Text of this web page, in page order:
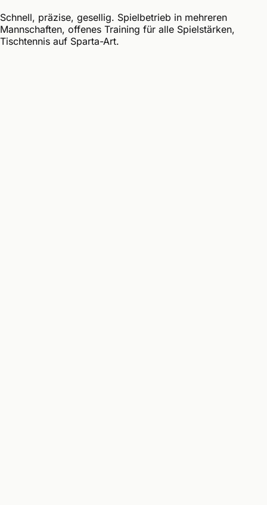
Schnell, präzise, gesellig. Spielbetrieb in mehreren
Mannschaften, offenes Training für alle Spielstärken,
Tischtennis auf Sparta-Art.